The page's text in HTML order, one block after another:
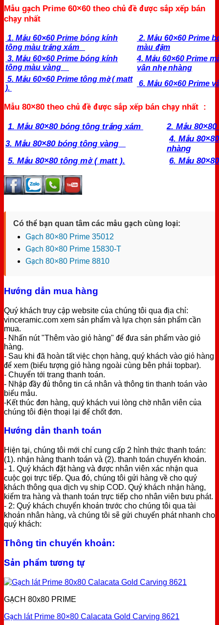
Mẫu gạch Prime 60×60 theo chủ đề được sắp xếp bán
chạy nhất
1. Mẫu 60×60 Prime bóng kính
tông màu trắng xám
2. Mẫu 60×60 Prime
màu đậm
3. Mẫu 60×60 Prime bóng kính
tông màu vàng
4. Mẫu 60×60 Prime
vân nhẹ nhàng
5. Mẫu 60×60 Prime tông mờ ( matt
).
6. Mẫu 60×60 Prime
Mẫu 80×80 theo chủ đề được sắp xếp bán chạy nhất :
1. Mẫu 80×80 bóng tông trắng xám
2. Mẫu
3. Mẫu 80×80 bóng tông vàng
4. Mẫu
nhàng
5. Mẫu 80×80 tông mờ ( matt ).
6. Mẫu
Có thể bạn quan tâm các mẫu gạch cùng loại:
Gạch 80×80 Prime 35012
Gạch 80×80 Prime 15830-T
Gạch 80×80 Prime 8810
Hướng dẫn mua hàng
Quý khách truy cập website của chúng tôi qua địa chỉ:
vinceramic.com xem sản phẩm và lựa chọn sản phẩm cần
mua.
- Nhấn nút "Thêm vào giỏ hàng" để đưa sản phẩm vào giỏ
hàng.
- Sau khi đã hoàn tất việc chọn hàng, quý khách vào giỏ hàng
để xem (biểu tượng giỏ hàng ngoài cùng bên phải topbar).
- Chuyển tới trang thanh toán.
- Nhập đầy đủ thông tin cá nhân và thông tin thanh toán vào
biểu mẫu.
-Kết thúc đơn hàng, quý khách vui lòng chờ nhân viên của
chúng tôi điện thoại lại để chốt đơn.
Hướng dẫn thanh toán
Hiện tại, chúng tôi mới chỉ cung cấp 2 hình thức thanh toán:
(1). nhận hàng thanh toán và (2). thanh toán chuyển khoản.
- 1. Quý khách đặt hàng và được nhân viên xác nhận qua
cuộc gọi trực tiếp. Qua đó, chúng tôi gửi hàng về cho quý
khách thông qua dịch vụ ship COD. Quý khách nhận hàng,
kiểm tra hàng và thanh toán trực tiếp cho nhân viên bưu phát.
- 2: Quý khách chuyển khoản trước cho chúng tôi qua tài
khoản nhân hàng, và chúng tôi sẽ gửi chuyển phát nhanh cho
quý khách:
Thông tin chuyển khoản:
Sản phẩm tương tự
GẠCH 80x80 PRIME
Gạch lát Prime 80×80 Calacata Gold Carving 8621